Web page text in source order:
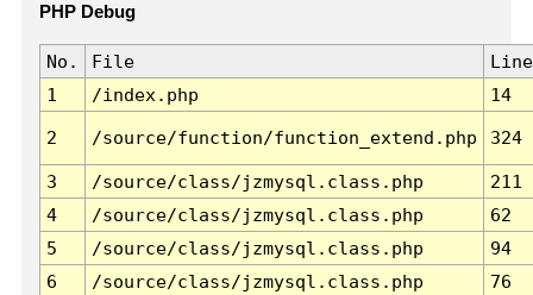
PHP Debug
No. File
Line
1
/index.php 14
2 /source/function/function_extend.php 324
3 /source/class/jzmysql.class.php
211
4
/source/class/jzmysql.class.php
62
5
/source/class/jzmysql.class.php
94
6
/source/class/jzmysql.class.php 76